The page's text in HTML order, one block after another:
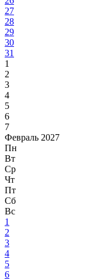
27
28
29
30
31
1
2
3
4
5
6
7
Февраль 2027
Пн
Вт
Ср
Чт
Пт
Сб
Вс
1
2
3
4
5
6